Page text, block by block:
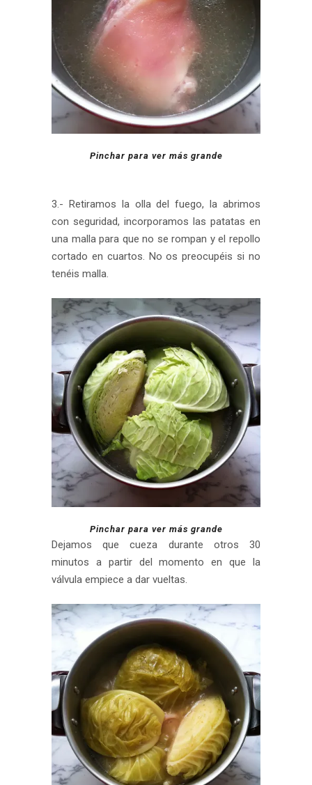
Pinchar para ver más grande
3.- Retiramos la olla del fuego, la abrimos
con seguridad, incorporamos las patatas en
una malla para que no se rompan y el repollo
cortado en cuartos. No os preocupéis si no
tenéis malla.
Pinchar para ver más grande
Dejamos que cueza durante otros 30
minutos a partir del momento en que la
válvula empiece a dar vueltas.